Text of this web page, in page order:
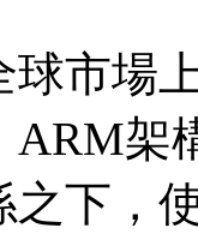
球市場
ARM架
之下，